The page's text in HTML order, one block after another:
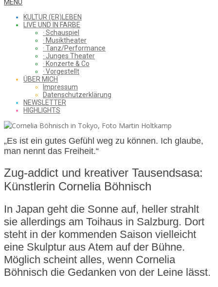
WHAT
SAW
FROM
THE
CHEAP
SEATS
Menu
MENU
KULTUR (ER)LEBEN
LIVE UND IN FARBE
· Schauspiel
· Musiktheater
· Tanz/Performance
· Junges Theater
· Konzerte & Co
· Vorgestellt
ÜBER MICH
Impressum
Datenschutzerklärung
NEWSLETTER
HIGHLIGHTS
„Es ist ein gutes Gefühl weg zu können. Ich glaube,
man nennt das Freiheit.“
Zug-addict und kreativer Tausendsasa:
Künstlerin Cornelia Böhnisch
In Japan geht die Sonne auf, heller strahlt
sie allerdings am Toihaus in Salzburg. Dort
steht in der kommenden Saison vielleicht
eine Skulptur aus Atem auf der Bühne.
Möglich scheint alles, wenn Cornelia
Böhnisch die Gedanken von der Leine lässt.